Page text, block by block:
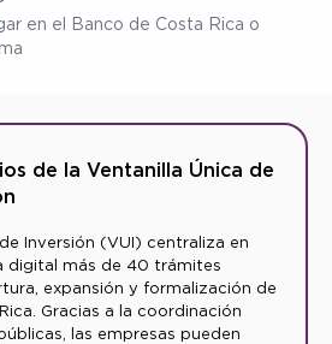
en el Banco de Costa Rica o
de la Ventanilla Única de
Inversión (VUI) centraliza en
digital más de 40 trámites
expansión y formalización de
Gracias a la coordinación
las empresas pueden